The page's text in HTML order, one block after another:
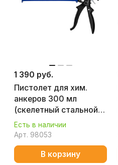
1 390 руб.
Пистолет для хим.
анкеров 300 мл
(скелетный стальной
корпус, 3-х шток.
поршень) КОБАЛЬТ
924-115
Есть в наличии
Арт. 98053
В корзину